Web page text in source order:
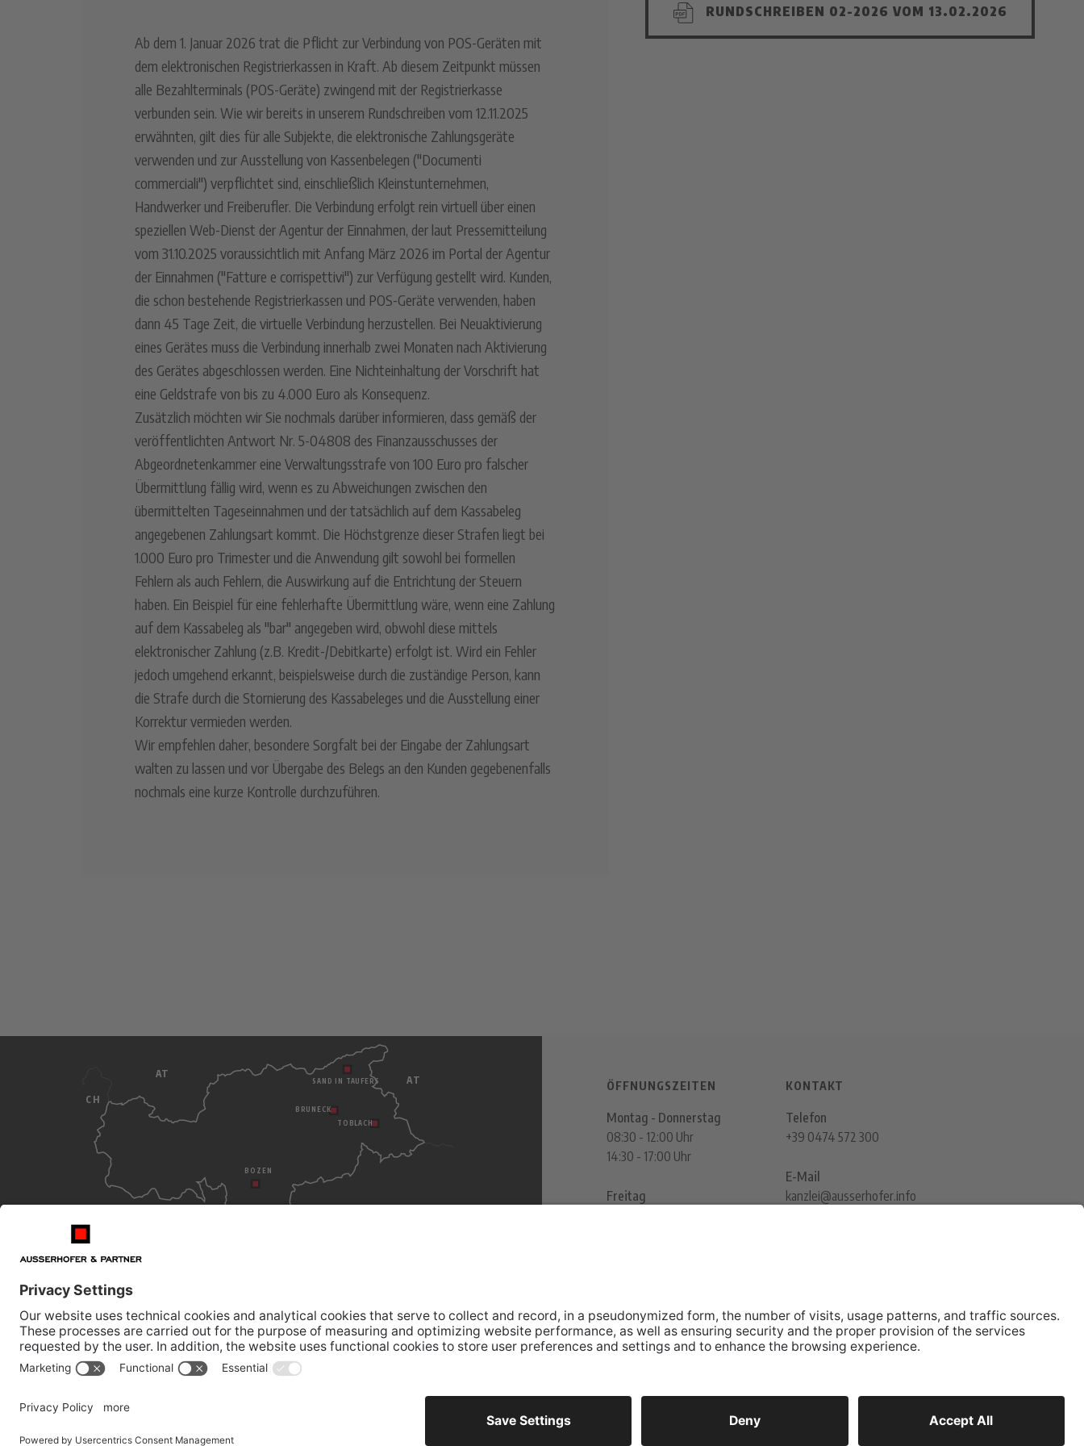
Ab dem 1. Januar 2026 trat die Pflicht zur Verbindung von POS-Geräten mit
dem elektronischen Registrierkassen in Kraft. Ab diesem Zeitpunkt müssen
alle Bezahlterminals (POS-Geräte) zwingend mit der Registrierkasse
verbunden sein. Wie wir bereits in unserem Rundschreiben vom 12.11.2025
erwähnten, gilt dies für alle Subjekte, die elektronische Zahlungsgeräte
verwenden und zur Ausstellung von Kassenbelegen ("Documenti
commerciali") verpflichtet sind, einschließlich Kleinstunternehmen,
Handwerker und Freiberufler. Die Verbindung erfolgt rein virtuell über einen
speziellen Web-Dienst der Agentur der Einnahmen, der laut Pressemitteilung
vom 31.10.2025 voraussichtlich mit Anfang März 2026 im Portal der Agentur
der Einnahmen ("Fatture e corrispettivi") zur Verfügung gestellt wird. Kunden,
die schon bestehende Registrierkassen und POS-Geräte verwenden, haben
dann 45 Tage Zeit, die virtuelle Verbindung herzustellen. Bei Neuaktivierung
eines Gerätes muss die Verbindung innerhalb zwei Monaten nach Aktivierung
des Gerätes abgeschlossen werden. Eine Nichteinhaltung der Vorschrift hat
eine Geldstrafe von bis zu 4.000 Euro als Konsequenz.
Zusätzlich möchten wir Sie nochmals darüber informieren, dass gemäß der
veröffentlichten Antwort Nr. 5-04808 des Finanzausschusses der
Abgeordnetenkammer eine Verwaltungsstrafe von 100 Euro pro falscher
Übermittlung fällig wird, wenn es zu Abweichungen zwischen den
übermittelten Tageseinnahmen und der tatsächlich auf dem Kassabeleg
angegebenen Zahlungsart kommt. Die Höchstgrenze dieser Strafen liegt bei
1.000 Euro pro Trimester und die Anwendung gilt sowohl bei formellen
Fehlern als auch Fehlern, die Auswirkung auf die Entrichtung der Steuern
haben. Ein Beispiel für eine fehlerhafte Übermittlung wäre, wenn eine Zahlung
auf dem Kassabeleg als "bar" angegeben wird, obwohl diese mittels
elektronischer Zahlung (z.B. Kredit-/Debitkarte) erfolgt ist. Wird ein Fehler
jedoch umgehend erkannt, beispielsweise durch die zuständige Person, kann
die Strafe durch die Stornierung des Kassabeleges und die Ausstellung einer
Korrektur vermieden werden.
Wir empfehlen daher, besondere Sorgfalt bei der Eingabe der Zahlungsart
walten zu lassen und vor Übergabe des Belegs an den Kunden gegebenenfalls
nochmals eine kurze Kontrolle durchzuführen.
RUNDSCHREIBEN 02-2026 VOM 13.02.2026
AT
AT
CH
BOZEN
BRUNECK
TOBLACH
SAND IN TAUFERS ÖFFNUNGSZEITEN
Montag - Donnerstag
08:30 - 12:00 Uhr
14:30 - 17:00 Uhr
Freitag
KONTAKT
Telefon
+39 0474 572 300
E-Mail
kanzlei@ausserhofer.info
BRUNECK
Nordring 25 - I - 39031
Tel.: +39 0474 572 300
Fax.: +39 0474 572 399
Südtirolerstraße 40 - I - 39100
Tel.: +39 0471 188 9380
Rathausstraße 4 - I - 39032
Tel.: +39 0474 572 302
Gebrüder Baur Straße 1 - I - 39034
Tel.: +39 0474 572 300